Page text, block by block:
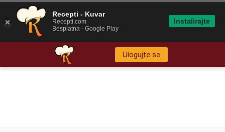
Ulogujte se
Recepti - Kuvar
Recepti.com
Besplatna - Google Play
Instalirajte